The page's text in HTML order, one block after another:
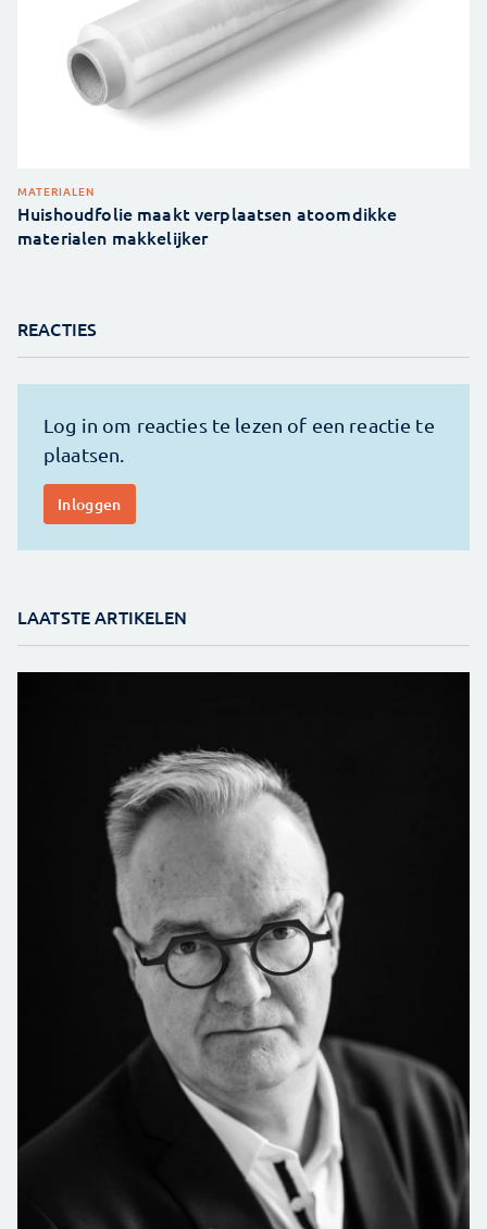
MATERIALEN
Huishoudfolie maakt verplaatsen atoomdikke
materialen makkelijker
REACTIES
LAATSTE ARTIKELEN